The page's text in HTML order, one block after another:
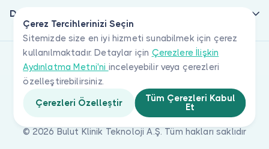
Çerez Tercihlerinizi Seçin
Sitemizde size en iyi hizmeti sunabilmek için çerez
kullanılmaktadır. Detaylar için Çerezlere İlişkin
Aydınlatma Metni'ni inceleyebilir veya çerezleri
özelleştirebilirsiniz.
Çerezleri Özelleştir
Tüm Çerezleri Kabul
Et
Doktorlar için
© 2026 Bulut Klinik Teknoloji A.Ş. Tüm hakları saklıdır